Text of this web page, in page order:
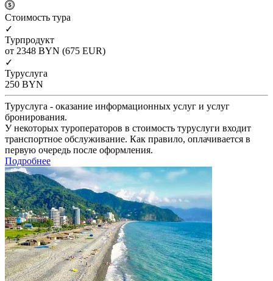
Cтоимость тура
✓
Турпродукт
от 2348 BYN (675 EUR)
✓
Туруслуга
250 BYN
Туруслуга - оказание информационных услуг и услуг
бронирования.
У некоторых туроператоров в стоимость туруслуги входит
транспортное обслуживание. Как правило, оплачивается в
первую очередь после оформления.
Подробнее